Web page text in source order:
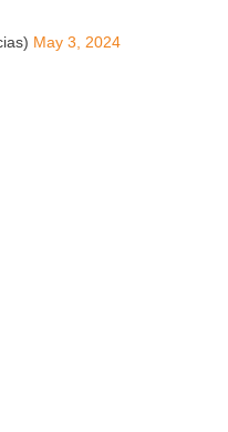
May 3, 2024